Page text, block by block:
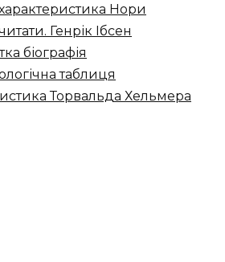
Нори
Генрік Ібсен
біографія
таблиця
Торвальда Хельмера